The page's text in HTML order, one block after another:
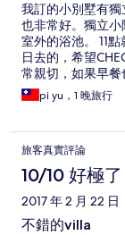
我訂的小別墅有
也非常好。獨立
室外的浴池。 11
日去的，希望
常親切，如果早
pi yu，1 晚旅行
旅客真實評論
10/10 好極了
2017 年 2 月 22 日
不錯的villa